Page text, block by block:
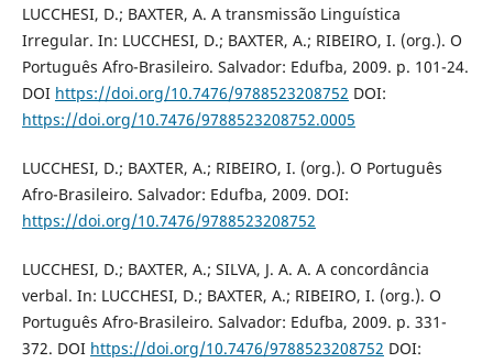
LUCCHESI, D.; BAXTER, A. A transmissão Linguística
Irregular. In: LUCCHESI, D.; BAXTER, A.; RIBEIRO, I. (org.). O
Português Afro-Brasileiro. Salvador: Edufba, 2009. p. 101-24.
DOI https://doi.org/10.7476/9788523208752 DOI:
https://doi.org/10.7476/9788523208752.0005
LUCCHESI, D.; BAXTER, A.; RIBEIRO, I. (org.). O Português
Afro-Brasileiro. Salvador: Edufba, 2009. DOI:
https://doi.org/10.7476/9788523208752
LUCCHESI, D.; BAXTER, A.; SILVA, J. A. A. A concordância
verbal. In: LUCCHESI, D.; BAXTER, A.; RIBEIRO, I. (org.). O
Português Afro-Brasileiro. Salvador: Edufba, 2009. p. 331-
372. DOI https://doi.org/10.7476/9788523208752 DOI: